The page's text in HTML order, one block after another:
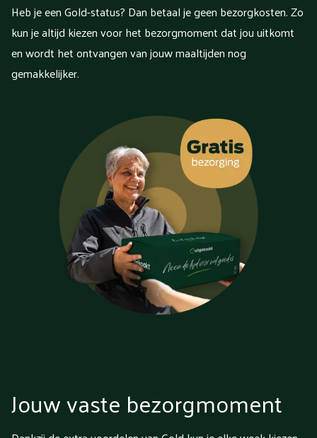
Heb je een Gold-status? Dan betaal je geen bezorgkosten. Zo
kun je altijd kiezen voor het bezorgmoment dat jou uitkomt
en wordt het ontvangen van jouw maaltijden nog
gemakkelijker.
Jouw vaste bezorgmoment